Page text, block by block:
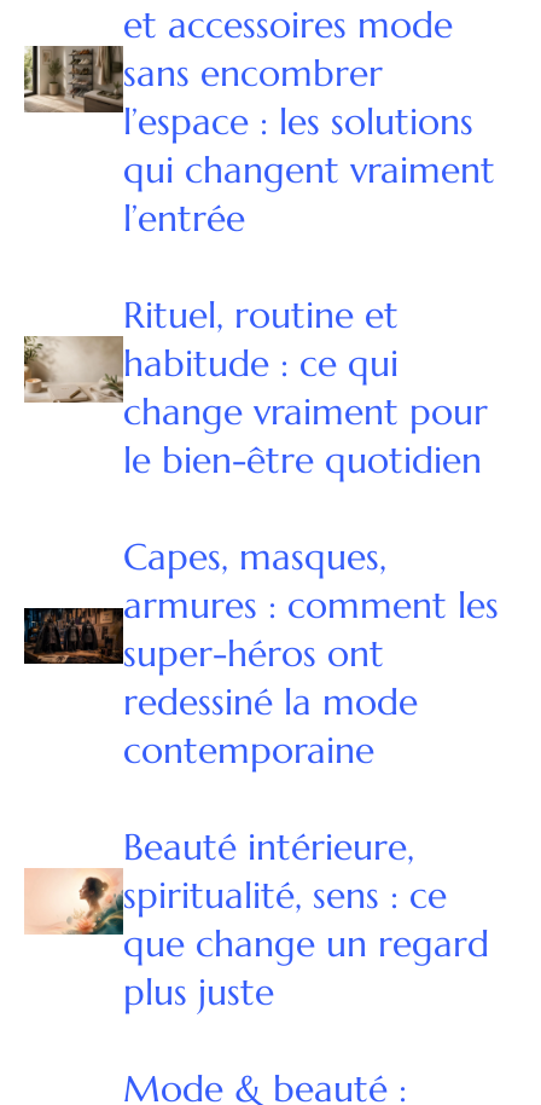
et accessoires mode
sans encombrer
l’espace : les solutions
qui changent vraiment
l’entrée
Rituel, routine et
habitude : ce qui
change vraiment pour
le bien-être quotidien
Capes, masques,
armures : comment les
super-héros ont
redessiné la mode
contemporaine
Beauté intérieure,
spiritualité, sens : ce
que change un regard
plus juste
Mode & beauté :